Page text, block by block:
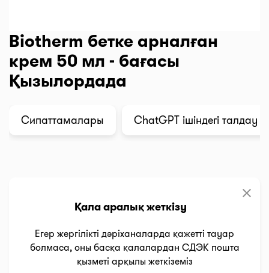
Biotherm бетке арналған
крем 50 мл - бағасы
Қызылордада
Сипаттамалары ChatGPT ішіндегі талдау
Қала аралық жеткізу
clear
Егер жергілікті дәріханаларда қажетті тауар
болмаса, оны басқа қалалардан СДЭК пошта
қызметі арқылы жеткіземіз